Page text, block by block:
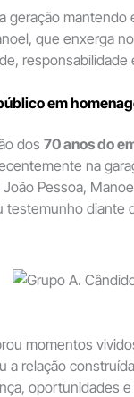
geração
que enxerga
em
dos 70 anos do
na
João Pessoa,
testemunho diante
momentos
a relação
oportunidades